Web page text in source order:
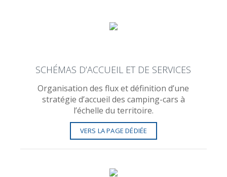
SCHÉMAS D’ACCUEIL ET DE SERVICES
Organisation des flux et définition d’une
stratégie d’accueil des camping-cars à
l’échelle du territoire.
VERS LA PAGE DÉDIÉE